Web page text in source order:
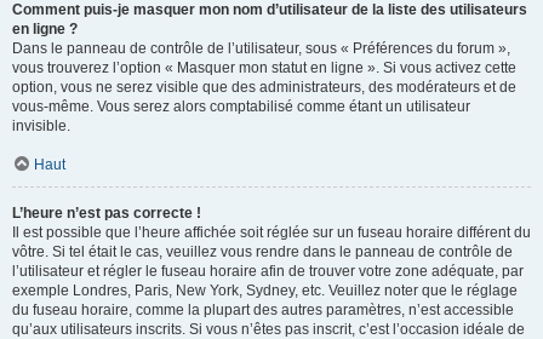
Comment puis-je masquer mon nom d’utilisateur de la liste des utilisateurs
en ligne ?
Dans le panneau de contrôle de l’utilisateur, sous « Préférences du forum »,
vous trouverez l’option « Masquer mon statut en ligne ». Si vous activez cette
option, vous ne serez visible que des administrateurs, des modérateurs et de
vous-même. Vous serez alors comptabilisé comme étant un utilisateur
invisible.
Haut
L’heure n’est pas correcte !
Il est possible que l’heure affichée soit réglée sur un fuseau horaire différent du
vôtre. Si tel était le cas, veuillez vous rendre dans le panneau de contrôle de
l’utilisateur et régler le fuseau horaire afin de trouver votre zone adéquate, par
exemple Londres, Paris, New York, Sydney, etc. Veuillez noter que le réglage
du fuseau horaire, comme la plupart des autres paramètres, n’est accessible
qu’aux utilisateurs inscrits. Si vous n’êtes pas inscrit, c’est l’occasion idéale de